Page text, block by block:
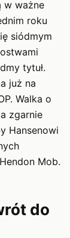
w ważne
roku
siódmym
tytuł.
już na
Walka o
zgarnie
Hansenowi
Mob.
do